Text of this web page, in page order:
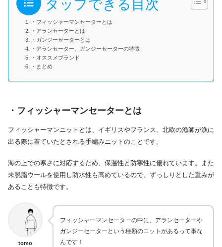
タップできる目次
・フィッシャーマンセーターとは
・アランセーターとは
・ガンジーセーターとは
・アランセーター、ガンジーセーターの特徴
・オススメブランド
・まとめ
・フィッシャーマンセーターとは
フィッシャーマンニットとは、イギリスやフランス、北欧の漁師が漁に
出る際に着ていたとされる手編みニットのことです。
海の上での寒さに対応するため、保温性と防寒性に優れています。また
未脱脂ウールを使用し防水性も高めているので、ずっしりとした重みが
あることも特徴です。
tomo
フィッシャーマンセーターの中に、アランセーターや
ガンジーセーターという種類のニットがあるって事な
んです！